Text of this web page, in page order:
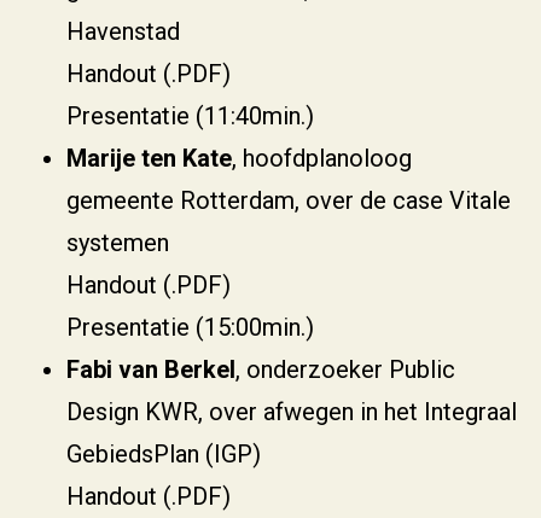
Havenstad
Handout (.PDF)
Presentatie (11:40min.)
Marije ten Kate, hoofdplanoloog
gemeente Rotterdam, over de case Vitale
systemen
Handout (.PDF)
Presentatie (15:00min.)
Fabi van Berkel, onderzoeker Public
Design KWR, over afwegen in het Integraal
GebiedsPlan (IGP)
Handout (.PDF)